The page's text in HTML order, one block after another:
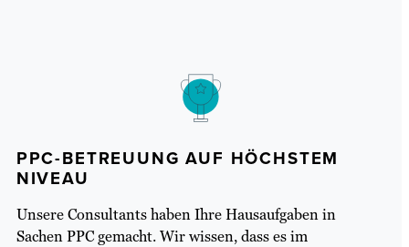
PPC-BETREUUNG AUF HÖCHSTEM
NIVEAU
Unsere Consultants haben Ihre Hausaufgaben in
Sachen PPC gemacht. Wir wissen, dass es im